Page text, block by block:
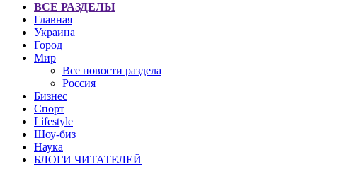
ВСЕ РАЗДЕЛЫ
Главная
Украина
Город
Мир
Все новости раздела
Россия
Бизнес
Спорт
Lifestyle
Шоу-биз
Наука
БЛОГИ ЧИТАТЕЛЕЙ